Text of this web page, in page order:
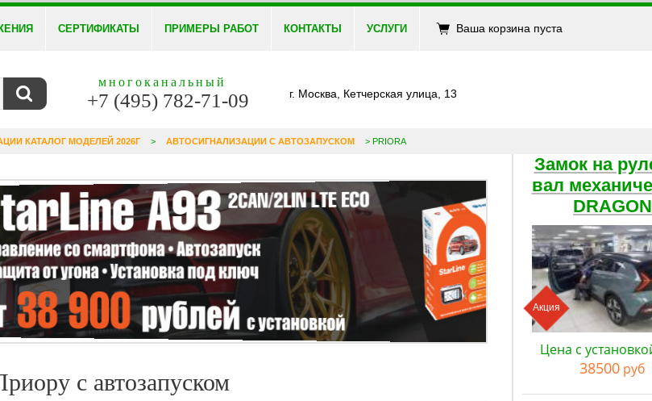
СЕРТИФИКАТЫ ПРИМЕРЫ РАБОТ КОНТАКТЫ УСЛУГИ Ваша корзина пуста
многоканальный
+7 (495) 782-71-09 г. Москва, Кетчерская улица, 13
КАТАЛОГ МОДЕЛЕЙ 2026Г > АВТОСИГНАЛИЗАЦИИ С АВТОЗАПУСКОМ > PRIORA
с автозапуском
Замок на
вал
DRAGON
Акция
Цена с
38500 руб